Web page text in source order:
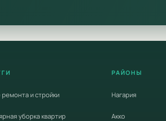
и стройки
уборка квартир
РАЙОНЫ
Нагария
Акко